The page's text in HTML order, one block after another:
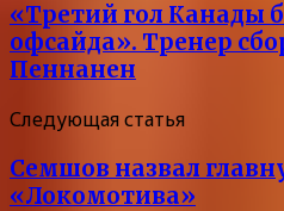
«Третий гол Канады
офсайда». Тренер
Пеннанен
Следующая статья
Семшов назвал
«Локомотива»